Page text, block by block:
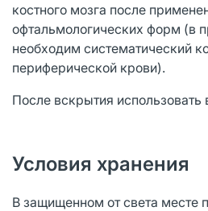
костного мозга после
офтальмологических форм (в
необходим систематический
периферической крови).
После вскрытия использовать
Условия хранения
В защищенном от света месте